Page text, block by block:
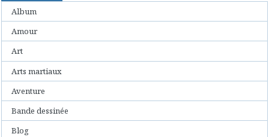
Album
Amour
Art
Arts martiaux
Aventure
Bande dessinée
Blog